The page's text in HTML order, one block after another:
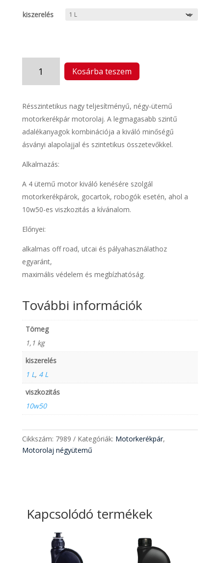
kiszerelés
10W50
(7989)
Kosárba teszem
Résszintetikus nagy teljesítményű, négy-ütemű
motorkerékpár motorolaj. A legmagasabb szintű
adalékanyagok kombinációja a kiváló minőségű
ásványi alapolajjal és szintetikus összetevőkkel.
Alkalmazás:
A 4 ütemű motor kiváló kenésére szolgál
motorkerékpárok, gocartok, robogók esetén, ahol a
10w50-es viszkozitás a kívánalom.
Előnyei:
alkalmas off road, utcai és pályahasználathoz
egyaránt,
maximális védelem és megbízhatóság.
További információk
Tömeg
1,1 kg
kiszerelés
1 L, 4 L
viszkozitás
10w50
Cikkszám: 7989 Kategóriák: Motorkerékpár,
Motorolaj négyütemű
Kapcsolódó termékek